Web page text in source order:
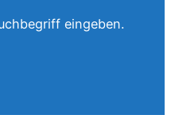
eingeben.